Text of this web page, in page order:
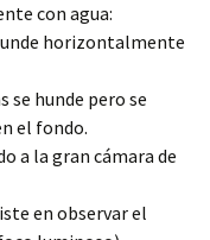
con agua:
horizontalmente
se hunde pero se
el fondo.
a la gran cámara de
en observar el